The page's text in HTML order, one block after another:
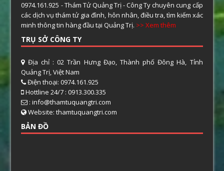
0974.161.925 - Thám Tử Quảng Trị - Công Ty chuyên cung cấp
các dịch vụ thám tử gia đình, hôn nhân, điều tra, tìm kiếm xác
minh thông tin hàng đầu tại Quảng Trị. >> Xem thêm
TRỤ SỞ CÔNG TY
Địa chỉ : 02 Trần Hưng Đạo, Thành phố Đông Hà, Tỉnh
Quảng Trị, Việt Nam
Điện thoại: 0974.161.925
Hottline 24/7 : 0913.300.335
: info@thamtuquangtri.com
Website: thamtuquangtri.com
BẢN ĐỒ